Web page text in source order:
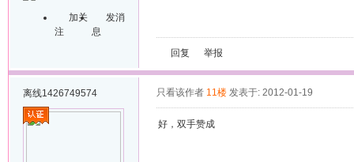
加关
注
发消
息
回复 举报
离线1426749574 只看该作者 11楼 发表于: 2012-01-19
好，双手赞成